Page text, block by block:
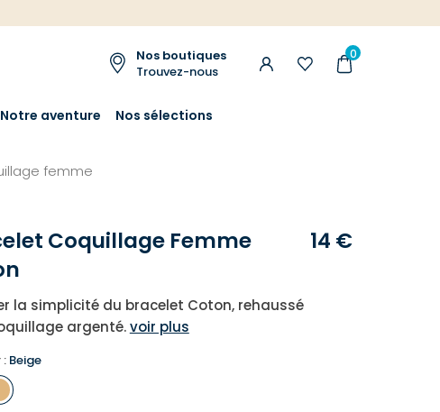
Nos boutiques
Trouvez-nous
0
Notre aventure Nos sélections
femme
Coquillage Femme
14 €
la simplicité du bracelet Coton, rehaussé
argenté.voir plus
: Beige